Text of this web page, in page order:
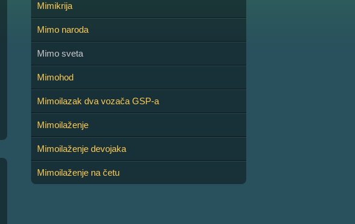
Mimikrija
Mimo naroda
Mimo sveta
Mimohod
Mimoilazak dva vozača GSP-a
Mimoilaženje
Mimoilaženje devojaka
Mimoilaženje na četu